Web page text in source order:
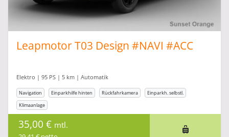
Leapmotor T03 Design #NAVI #ACC
Elektro | 95 PS | 5 km | Automatik
Navigation Einparkhilfe hinten Rückfahrkamera
Einparkh. selbstl.
Klimaanlage
35,00 € mtl.